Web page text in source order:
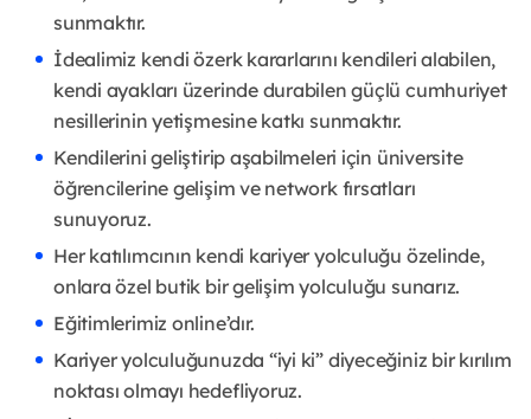
sunmaktır.
İdealimiz kendi özerk kararlarını kendileri alabilen,
kendi ayakları üzerinde durabilen güçlü cumhuriyet
nesillerinin yetişmesine katkı sunmaktır.
Kendilerini geliştirip aşabilmeleri için üniversite
öğrencilerine gelişim ve network fırsatları
sunuyoruz.
Her katılımcının kendi kariyer yolculuğu özelinde,
onlara özel butik bir gelişim yolculuğu sunarız.
Eğitimlerimiz online’dır.
Kariyer yolculuğunuzda “iyi ki” diyeceğiniz bir kırılım
noktası olmayı hedefliyoruz.